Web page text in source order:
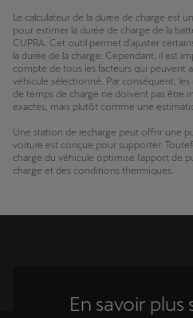
Le calculateur de la durée de charge est
pour estimer la durée de charge de la
CUPRA. Cet outil permet d'ajuster
la durée de la charge. Cependant, il est
compte de tous les facteurs qui peuvent
véhicule sélectionné. Par conséquent, les
de temps de charge ne doivent pas être
exactes, mais plutôt comme une
Une station de recharge peut offrir une
voiture est conçue pour supporter.
charge du véhicule optimise l'apport de
charge et des conditions thermiques.
En savoir plus